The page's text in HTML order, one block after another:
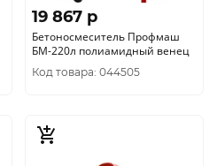
19 867 p
Бетоносмеситель Профмаш
БМ-220л полиамидный венец
Код товара: 044505